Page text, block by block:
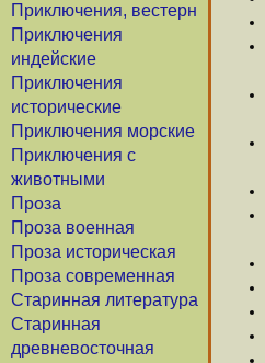
Приключения, вестерн
Приключения
индейские
Приключения
исторические
Приключения морские
Приключения с
животными
Проза
Проза военная
Проза историческая
Проза современная
Старинная литература
Старинная
древневосточная